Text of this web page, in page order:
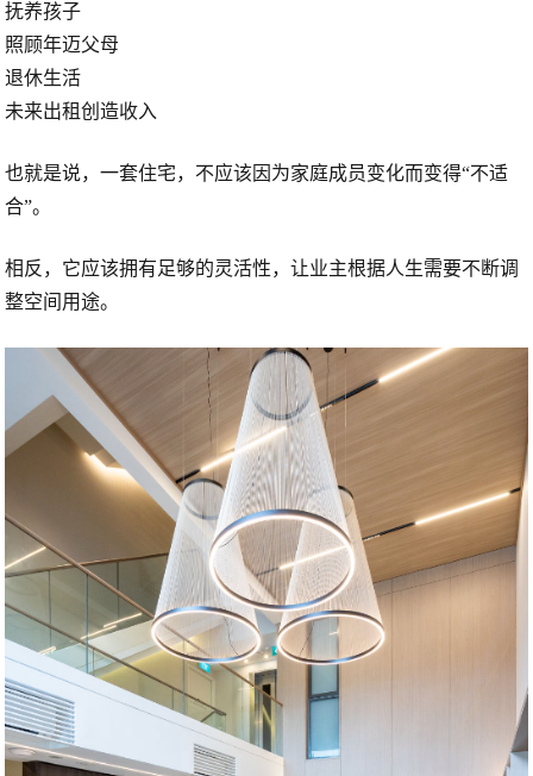
抚养孩子
照顾年迈父母
退休生活
未来出租创造收入
也就是说，一套住宅，不应该因为家庭成员变化而变得“不适
合”。
相反，它应该拥有足够的灵活性，让业主根据人生需要不断调
整空间用途。